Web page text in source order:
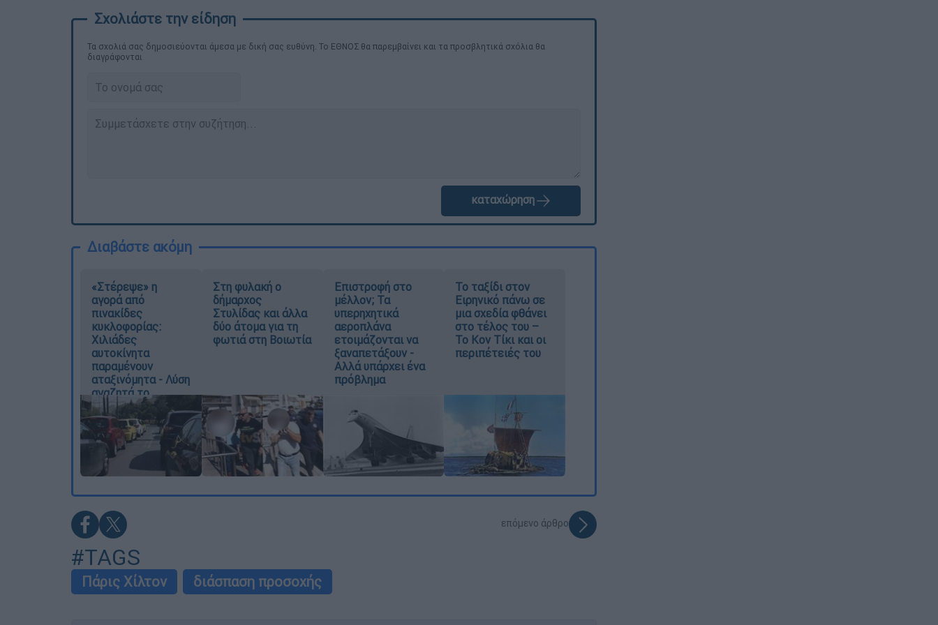
Τα σχολιά σας δημοσιεύονται άμεσα με δική σας ευθύνη. Το ΕΘΝΟΣ θα παρεμβαίνει και τα προσβλητικά σχόλια θα
διαγράφονται
καταχώρηση
Διαβάστε ακόμη
«Στέρεψε» η
αγορά από
πινακίδες
κυκλοφορίας:
Χιλιάδες
αυτοκίνητα
παραμένουν
αταξινόμητα - Λύση
αναζητά το
υπουργείο
Στη φυλακή ο
δήμαρχος
Στυλίδας και άλλα
δύο άτομα για τη
φωτιά στη Βοιωτία
Επιστροφή στο
μέλλον; Τα
υπερηχητικά
αεροπλάνα
ετοιμάζονται να
ξαναπετάξουν -
Αλλά υπάρχει ένα
πρόβλημα
Το ταξίδι στον
Ειρηνικό πάνω σε
μια σχεδία φθάνει
στο τέλος του –
Το Κον Τίκι και οι
περιπέτειές του
επόμενο άρθρο
#TAGS
Πάρις Χίλτον διάσπαση προσοχής